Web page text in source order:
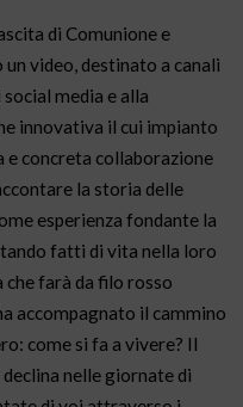
di Comunione e
video, destinato a canali
media e alla
innovativa il cui impianto
concreta collaborazione
la storia delle
esperienza fondante la
fatti di vita nella loro
che farà da filo rosso
accompagnato il cammino
come si fa a vivere? Il
nelle giornate di